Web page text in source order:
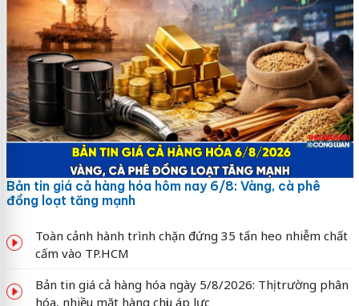
Bản tin giá cả hàng hóa hôm nay 6/8: Vàng, cà phê
đồng loạt tăng mạnh
Toàn cảnh hành trình chặn đứng 35 tấn heo nhiễm chất
cấm vào TP.HCM
Bản tin giá cả hàng hóa ngày 5/8/2026: Thị trường phân
hóa, nhiều mặt hàng chịu áp lực